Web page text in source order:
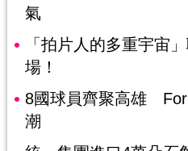
氣
「拍片人的多重宇宙
場！
8國球員齊聚高雄
潮